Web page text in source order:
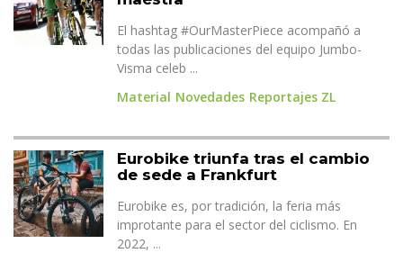
El hashtag #OurMasterPiece acompañó a
todas las publicaciones del equipo Jumbo-
Visma celeb ...
Material Novedades Reportajes ZL
Eurobike triunfa tras el cambio
de sede a Frankfurt
Eurobike es, por tradición, la feria más
improtante para el sector del ciclismo. En
2022, ...